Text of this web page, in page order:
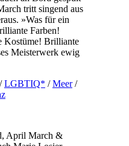
tritt singend aus
»Was für ein
Farben!
Brilliante
Meisterwerk ewig
LGBTIQ* /Meer/
April March &